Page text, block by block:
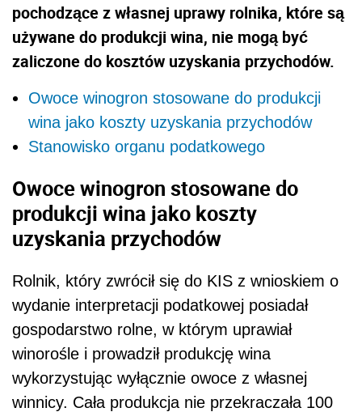
pochodzące z własnej uprawy rolnika, które są
używane do produkcji wina, nie mogą być
zaliczone do kosztów uzyskania przychodów.
Owoce winogron stosowane do produkcji
wina jako koszty uzyskania przychodów
Stanowisko organu podatkowego
Owoce winogron stosowane do
produkcji wina jako koszty
uzyskania przychodów
Rolnik, który zwrócił się do KIS z wnioskiem o
wydanie interpretacji podatkowej posiadał
gospodarstwo rolne, w którym uprawiał
winorośle i prowadził produkcję wina
wykorzystując wyłącznie owoce z własnej
winnicy. Cała produkcja nie przekraczała 100